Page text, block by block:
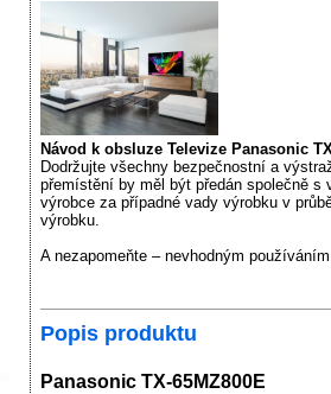
Návod k obsluze Televize Panasonic
Dodržujte všechny bezpečnostní a
přemístění by měl být předán společně s
výrobce za případné vady výrobku v
výrobku.
A nezapomeňte – nevhodným
Popis produktu
Panasonic TX-65MZ800E